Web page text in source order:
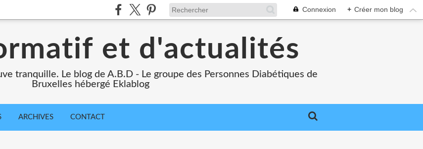
Connexion + Créer mon blog
et d'actualités
tranquille. Le blog de A.B.D - Le groupe des Personnes Diabétiques de
Bruxelles hébergé Eklablog
ARCHIVES CONTACT